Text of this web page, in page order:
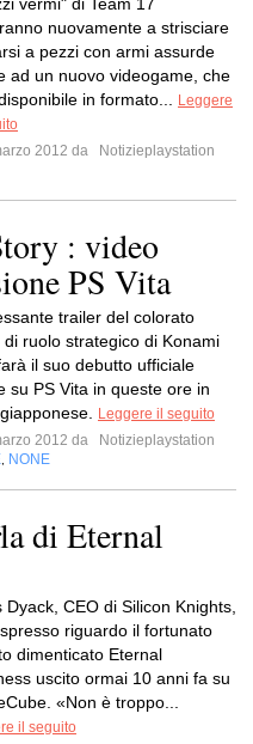
nuovamente a strisciare
a pezzi con armi assurde
ad un nuovo videogame, che
in formato...
Leggere
2012 da
Notizieplaystation
: video
PS Vita
trailer del colorato
di ruolo strategico di Konami
il suo debutto ufficiale
su PS Vita in queste ore in
Leggere il seguito
2012 da
Notizieplaystation
NONE
di Eternal
Dyack, CEO di Silicon Knights,
riguardo il fortunato
dimenticato Eternal
uscito ormai 10 anni fa su
«Non è troppo...
il seguito